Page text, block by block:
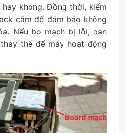
không. Đồng thời, kiểm
cắm để đảm bảo không
Nếu bo mạch bị lỗi, bạn
thế để máy hoạt động